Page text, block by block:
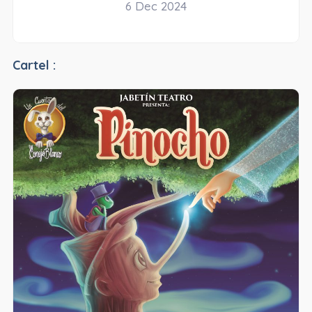
6 Dec 2024
Cartel :